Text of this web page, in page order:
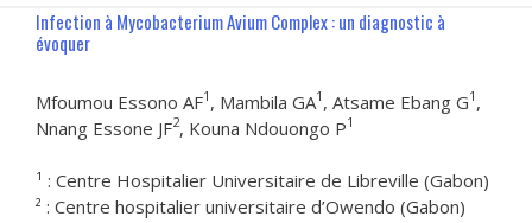
Infection à Mycobacterium Avium Complex : un diagnostic à
évoquer
Mfoumou Essono AF1 , Mambila GA1 , Atsame Ebang G1 ,
Nnang Essone JF2, Kouna Ndouongo P1
¹ : Centre Hospitalier Universitaire de Libreville (Gabon)
² : Centre hospitalier universitaire d’Owendo (Gabon)